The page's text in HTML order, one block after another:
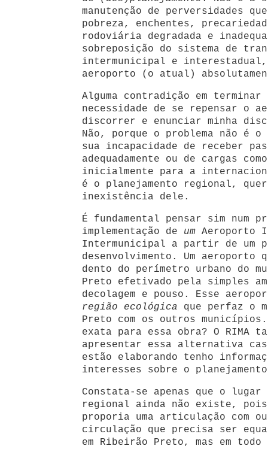
manutenção de perversidades
pobreza, enchentes,
rodoviária degradada e
sobreposição do sistema de
intermunicipal e
aeroporto (o atual)
Alguma contradição em terminar
necessidade de se repensar o
discorrer e enunciar minha
Não, porque o problema não é
sua incapacidade de receber
adequadamente ou de cargas
inicialmente para a
é o planejamento regional,
inexistência dele.
É fundamental pensar sim num
implementação de um Aeroporto
Intermunicipal a partir de um
desenvolvimento. Um aeroporto
dento do perímetro urbano do
Preto efetivado pela simples
decolagem e pouso. Esse
região ecológica que perfaz o
Preto com os outros
exata para essa obra? O RIMA
apresentar essa alternativa
estão elaborando tenho
interesses sobre o
Constata-se apenas que o lugar
regional ainda não existe,
proporia uma articulação com
circulação que precisa ser
em Ribeirão Preto, mas em